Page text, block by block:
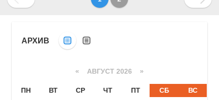
АРХИВ
« АВГУСТ 2026 »
ПН ВТ СР ЧТ ПТ СБ
ВС